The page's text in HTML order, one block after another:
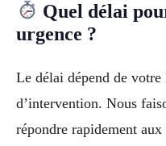
Quel délai
urgence ?
Le délai dépend de
d’intervention. Nous
répondre rapidement